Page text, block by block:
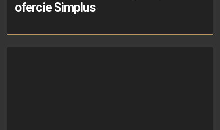
ofercie Simplus